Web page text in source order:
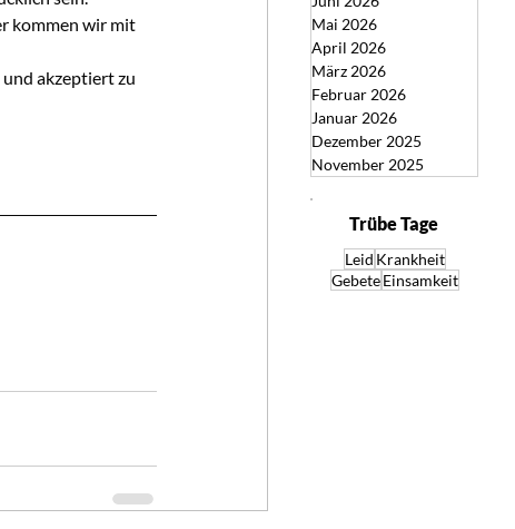
kommen wir mit
und akzeptiert zu
Mai 2026
April 2026
März 2026
Februar 2026
Januar 2026
Dezember 2025
November 2025
Trübe Tage
Leid Krankheit
Gebete Einsamkeit